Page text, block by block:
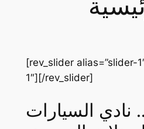
[rev_slider alias=”slider-
1″][/rev_slider]
نادي السيارات